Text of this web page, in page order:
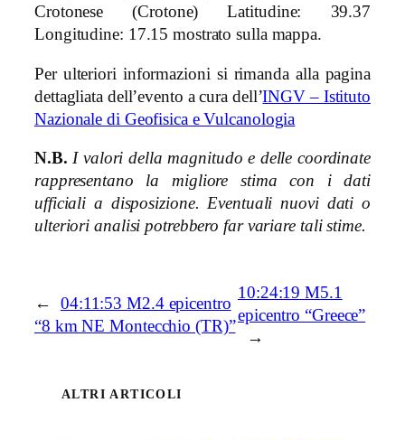
Crotonese (Crotone) Latitudine: 39.37
Longitudine: 17.15 mostrato sulla mappa.
Per ulteriori informazioni si rimanda alla pagina
dettagliata dell’evento a cura dell’INGV – Istituto
Nazionale di Geofisica e Vulcanologia
N.B. I valori della magnitudo e delle coordinate
rappresentano la migliore stima con i dati
ufficiali a disposizione. Eventuali nuovi dati o
ulteriori analisi potrebbero far variare tali stime.
←
04:11:53 M2.4 epicentro
“8 km NE Montecchio (TR)”
10:24:19 M5.1
epicentro “Greece”
→
ALTRI ARTICOLI